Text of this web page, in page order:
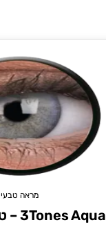
מראה טבעי
3Tones Aqua – טונס אקווה3